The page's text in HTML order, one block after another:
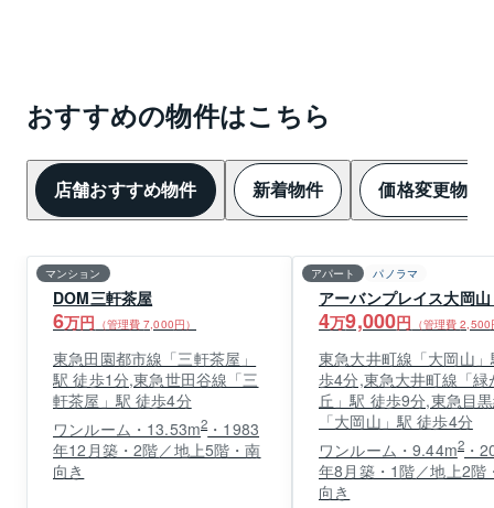
おすすめの物件はこちら
店舗おすすめ物件 新着物件 価格変更物件
マンション
DOM三軒茶屋
6万円 （管理費7,000円）
東急田園都市線「三軒茶屋」
駅 徒歩1分,東急世田谷線「三
軒茶屋」駅 徒歩4分
ワンルーム・13.53m2・1983
年12月築・2階／地上5階・南
向き
アパート パノラマ
アーバンプレイス大岡
4万9,000円 （管理費2,500
東急大井町線「大岡山
歩4分,東急大井町線「緑
丘」駅 徒歩9分,東急目
「大岡山」駅 徒歩4分
ワンルーム・9.44m2 ・
年8月築・1階／地上2階
向き